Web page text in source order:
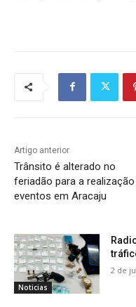
Artigo anterior
Trânsito é alterado no
feriadão para a realização
eventos em Aracaju
Noticias
2 de